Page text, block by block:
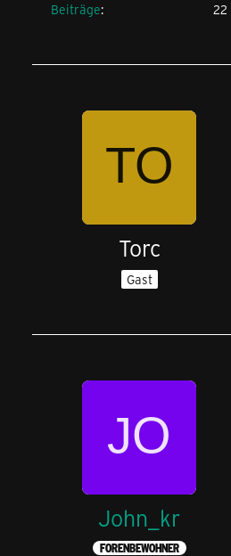
Beiträge
22
Torc
Gast
John_kr
FORENBEWOHNER